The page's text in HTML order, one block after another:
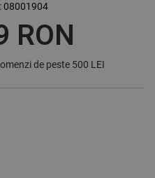
08001904
RON
de peste 500 LEI